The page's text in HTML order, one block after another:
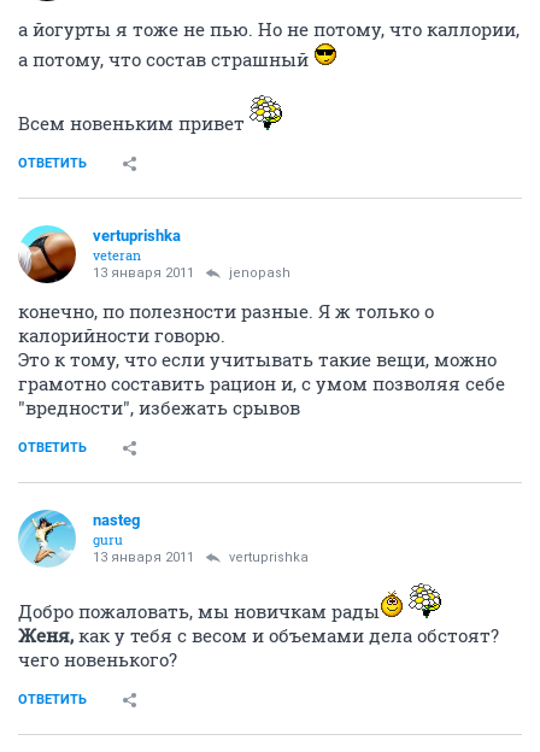
а йогурты я тоже не пью. Но не потому, что каллории,
а потому, что состав страшный
Всем новеньким привет
ОТВЕТИТЬ
vertuprishka
veteran
13 января 2011 jenopash
конечно, по полезности разные. Я ж только о
калорийности говорю.
Это к тому, что если учитывать такие вещи, можно
грамотно составить рацион и, с умом позволяя себе
"вредности", избежать срывов
ОТВЕТИТЬ
nasteg
guru
13 января 2011 vertuprishka
Добро пожаловать, мы новичкам рады
Женя, как у тебя с весом и объемами дела обстоят?
чего новенького?
ОТВЕТИТЬ